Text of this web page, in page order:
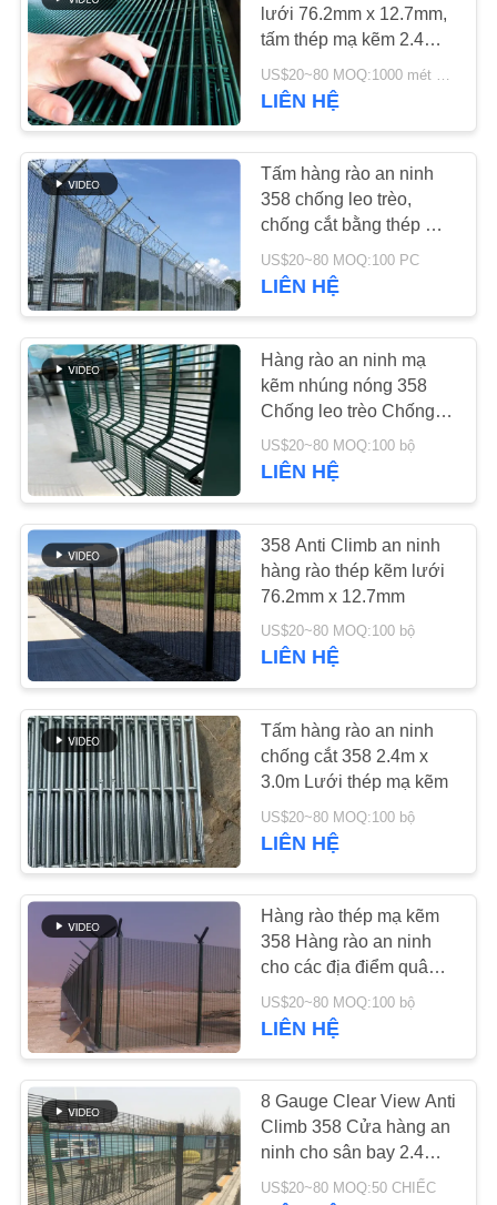
KIỂM
SOÁT
CHẤT
LƯỢNG
LIÊN
HỆ
CHÚNG
TÔI
TIN
TỨC
YÊU
CẦU
BÁO
GIÁ
SƠ
ĐỒ
TRANG
WEB
PRIVACY
POLICY
Lưới dây Gabion
103
Lưới thép lối đi
Bộ lọc lưới thép
không gỉ
76
Dây lưới Demister
Pad
Đấu kiếm thép
Palisade
lưới 76.2mm x 12.7mm,
tấm thép mạ kẽm 2.4m x
2.1m
LIÊN HỆ
Tấm hàng rào an ninh
358 chống leo trèo,
chống cắt bằng thép mạ
kẽm
US$20~80 MOQ:100 PC
LIÊN HỆ
Hàng rào an ninh mạ
kẽm nhúng nóng 358
Chống leo trèo Chống
cắt
US$20~80 MOQ:100 bộ
LIÊN HỆ
358 Anti Climb an ninh
hàng rào thép kẽm lưới
76.2mm x 12.7mm
US$20~80 MOQ:100 bộ
LIÊN HỆ
Tấm hàng rào an ninh
chống cắt 358 2.4m x
3.0m Lưới thép mạ kẽm
US$20~80 MOQ:100 bộ
LIÊN HỆ
Hàng rào thép mạ kẽm
358 Hàng rào an ninh
cho các địa điểm quân
sự & chính phủ
US$20~80 MOQ:100 bộ
LIÊN HỆ
8 Gauge Clear View Anti
Climb 358 Cửa hàng an
ninh cho sân bay 2.4m x
2.5m
US$20~80 MOQ:50 CHIẾC